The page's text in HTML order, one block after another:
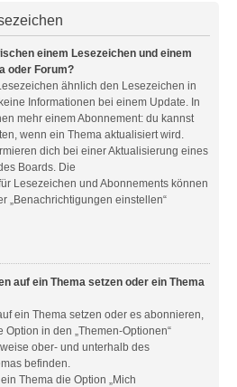
einem Lesezeichen und einem
oder Forum?
ähnlich den Lesezeichen in
Informationen bei einem Update. In
mehr einem Abonnement: du kannst
wenn ein Thema aktualisiert wird.
dich bei einer Aktualisierung eines
Boards. Die
Lesezeichen und Abonnements können
„Benachrichtigungen einstellen“
auf ein Thema setzen oder ein Thema
ein Thema setzen oder es abonnieren,
in den „Themen-Optionen“
ober- und unterhalb des
befinden.
Thema die Option „Mich